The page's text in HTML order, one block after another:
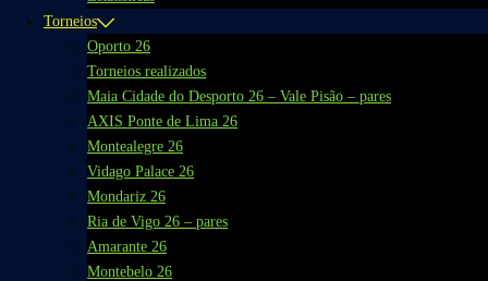
Torneios
Oporto 26
Torneios realizados
Maia Cidade do Desporto 26 – Vale Pisão – pares
AXIS Ponte de Lima 26
Montealegre 26
Vidago Palace 26
Mondariz 26
Ria de Vigo 26 – pares
Amarante 26
Montebelo 26